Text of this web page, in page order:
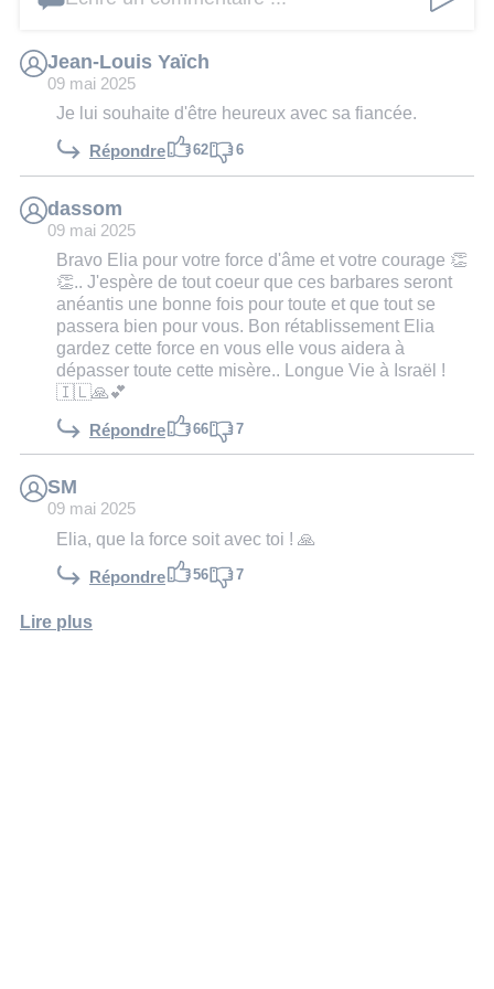
Jean-Louis Yaïch
09 mai 2025
Je lui souhaite d'être heureux avec sa fiancée.
Répondre 62 6
dassom
09 mai 2025
Bravo Elia pour votre force d'âme et votre courage 👏
👏.. J'espère de tout coeur que ces barbares seront
anéantis une bonne fois pour toute et que tout se
passera bien pour vous. Bon rétablissement Elia
gardez cette force en vous elle vous aidera à
dépasser toute cette misère.. Longue Vie à Israël !
🇮🇱🙏💕
Répondre 66 7
SM
09 mai 2025
Elia, que la force soit avec toi ! 🙏
Répondre 56 7
Lire plus